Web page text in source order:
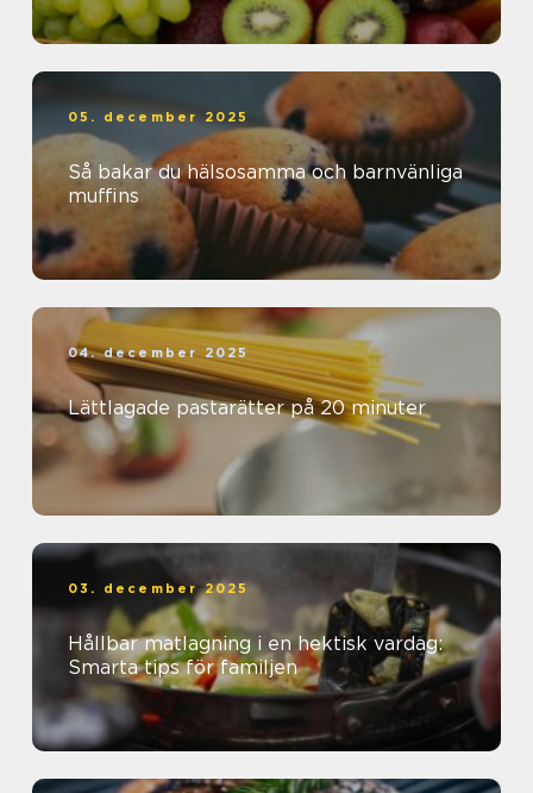
05. december 2025
Så bakar du hälsosamma och barnvänliga
muffins
04. december 2025
Lättlagade pastarätter på 20 minuter
03. december 2025
Hållbar matlagning i en hektisk vardag:
Smarta tips för familjen